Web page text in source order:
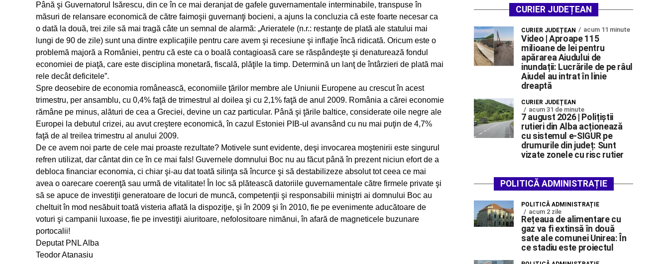
Până şi Guvernatorul Isărescu, din ce în ce mai deranjat de gafele guvernamentale interminabile, transpuse în
măsuri de relansare economică de către faimoşii guvernanţi bocieni, a ajuns la concluzia că este foarte necesar ca
o dată la două, trei zile să mai tragă câte un semnal de alarmă: „Arieratele (n.r.: restanţe de plată ale statului mai
lungi de 90 de zile) sunt una dintre explicaţiile pentru care avem şi recesiune şi inflaţie încă ridicată. Oricum este o
problemă majoră a României, pentru că este ca o boală contagioasă care se răspândeşte şi denaturează fondul
economiei de piaţă, care este disciplina monetară, fiscală, plăţile la timp. Determină un lanţ de întârzieri de plată mai
rele decât deficitele”.
Spre deosebire de economia românească, economiile ţărilor membre ale Uniunii Europene au crescut în acest
trimestru, per ansamblu, cu 0,4% faţă de trimestrul al doilea şi cu 2,1% faţă de anul 2009. România a cărei economie
rămâne pe minus, alături de cea a Greciei, devine un caz particular. Până şi ţările baltice, considerate oile negre ale
Europei la debutul crizei, au avut creştere economică, în cazul Estoniei PIB-ul avansând cu nu mai puţin de 4,7%
faţă de al treilea trimestru al anului 2009.
De ce avem noi parte de cele mai proaste rezultate? Motivele sunt evidente, deşi invocarea moştenirii este singurul
refren utilizat, dar cântat din ce în ce mai fals! Guvernele domnului Boc nu au făcut până în prezent niciun efort de a
debloca financiar economia, ci chiar şi-au dat toată silinţa să încurce şi să destabilizeze absolut tot ceea ce mai
avea o oarecare coerenţă sau urmă de vitalitate! În loc să plătească datoriile guvernamentale către firmele private şi
să se apuce de investiţii generatoare de locuri de muncă, competenţii şi responsabilii miniştri ai domnului Boc au
cheltuit în mod nesăbuit toată visteria aflată la dispoziţie, şi în 2009 şi în 2010, fie pe evenimente aducătoare de
voturi şi campanii luxoase, fie pe investiţii aiuritoare, nefolositoare nimănui, în afară de magneticele buzunare
portocalii!
Deputat PNL Alba
Teodor Atanasiu
CURIER JUDEȚEAN
CURIER JUDEȚEAN acum 11 minute
Video | Aproape 115
milioane de lei pentru
apărarea Aiudului de
inundații: Lucrările de pe râul
Aiudel au intrat în linie
dreaptă
CURIER JUDEȚEAN
acum 31 de minute
7 august 2026 | Polițiștii
rutieri din Alba acționează
cu sistemul e-SIGUR pe
drumurile din județ: Sunt
vizate zonele cu risc rutier
POLITICĂ ADMINISTRAȚIE
POLITICĂ ADMINISTRAȚIE
acum 2 zile
Rețeaua de alimentare cu
gaz va fi extinsă în două
sate ale comunei Unirea: În
ce stadiu este proiectul